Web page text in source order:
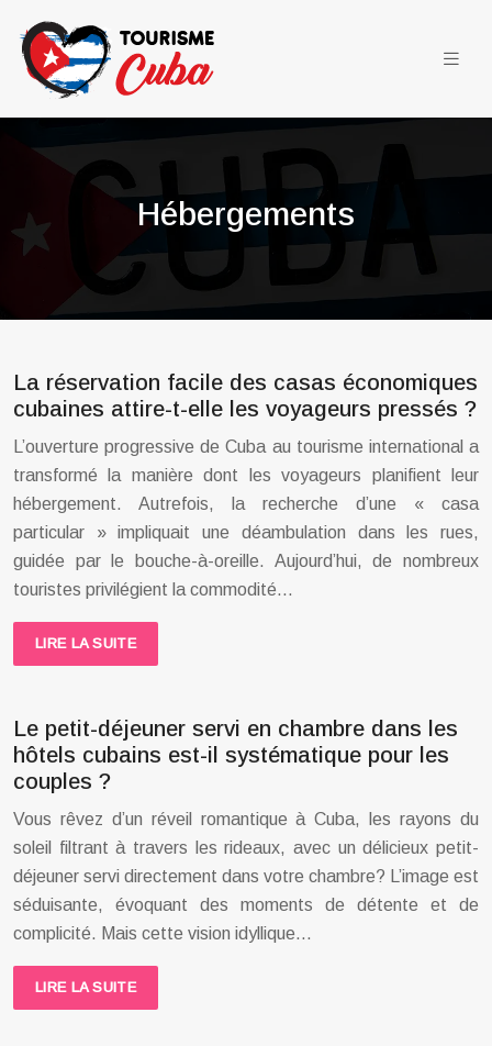
Hébergements
La réservation facile des casas économiques
cubaines attire-t-elle les voyageurs pressés ?
L’ouverture progressive de Cuba au tourisme international a
transformé la manière dont les voyageurs planifient leur
hébergement. Autrefois, la recherche d’une « casa
particular » impliquait une déambulation dans les rues,
guidée par le bouche-à-oreille. Aujourd’hui, de nombreux
touristes privilégient la commodité…
LIRE LA SUITE
Le petit-déjeuner servi en chambre dans les
hôtels cubains est-il systématique pour les
couples ?
Vous rêvez d’un réveil romantique à Cuba, les rayons du
soleil filtrant à travers les rideaux, avec un délicieux petit-
déjeuner servi directement dans votre chambre? L’image est
séduisante, évoquant des moments de détente et de
complicité. Mais cette vision idyllique…
LIRE LA SUITE